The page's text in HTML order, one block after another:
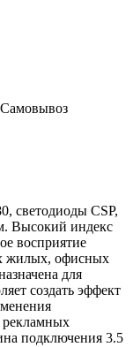
Самовывоз
светодиоды CSP,
Высокий индекс
восприятие
жилых, офисных
для
создать эффект
рекламных
подключения 3.5